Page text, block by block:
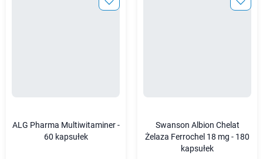
ALG Pharma Multiwitaminer -
60 kapsułek
Swanson Albion Chelat
Żelaza Ferrochel 18 mg - 180
kapsułek